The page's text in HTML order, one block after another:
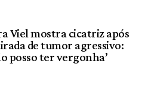
Viel mostra cicatriz após
de tumor agressivo:
posso ter vergonha’